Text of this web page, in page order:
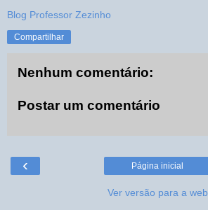
Blog Professor Zezinho
Compartilhar
Nenhum comentário:
Postar um comentário
‹ Página inicial
Ver versão para a web